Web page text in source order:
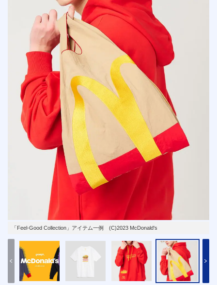
「Feel-Good Collection」アイテム一例 (C)2023 McDonald's